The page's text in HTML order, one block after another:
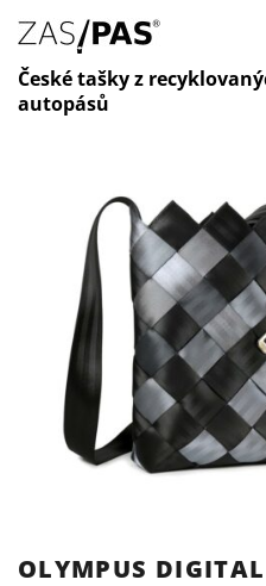
České tašky z
autopásů
OLYMPUS